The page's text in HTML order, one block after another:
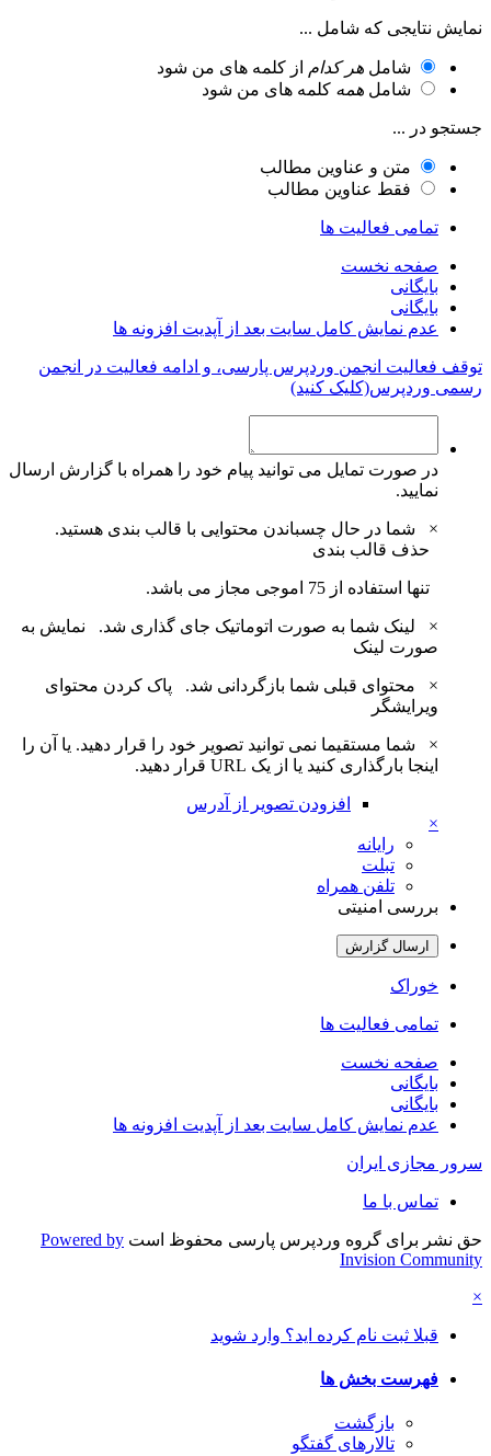
نمایش نتایجی که شامل ...
شامل هر کدام از کلمه های من شود
شامل همه کلمه های من شود
جستجو در ...
متن و عناوین مطالب
فقط عناوین مطالب
تمامی فعالیت ها
صفحه نخست
بایگانی
بایگانی
عدم نمایش کامل سایت بعد از آپدیت افزونه ها
توقف فعالیت انجمن وردپرس پارسی، و ادامه فعالیت در انجمن
رسمی وردپرس(کلیک کنید)
در صورت تمایل می توانید پیام خود را همراه با گزارش ارسال
نمایید.
×
شما در حال چسباندن محتوایی با قالب بندی هستید.
حذف قالب بندی
تنها استفاده از 75 اموجی مجاز می باشد.
× لینک شما به صورت اتوماتیک جای گذاری شد. نمایش به
صورت لینک
× محتوای قبلی شما بازگردانی شد. پاک کردن محتوای
ویرایشگر
×
شما مستقیما نمی توانید تصویر خود را قرار دهید. یا آن را
اینجا بارگذاری کنید یا از یک URL قرار دهید.
افزودن تصویر از آدرس
×
رایانه
تبلت
تلفن همراه
بررسی امنیتی
ارسال گزارش
خوراک
تمامی فعالیت ها
صفحه نخست
بایگانی
بایگانی
عدم نمایش کامل سایت بعد از آپدیت افزونه ها
سرور مجازی ایران
تماس با ما
حق نشر برای گروه وردپرس پارسی محفوظ است Powered by
Invision Community
×
قبلا ثبت نام کرده اید؟ وارد شوید
فهرست بخش ها
بازگشت
تالارهای گفتگو